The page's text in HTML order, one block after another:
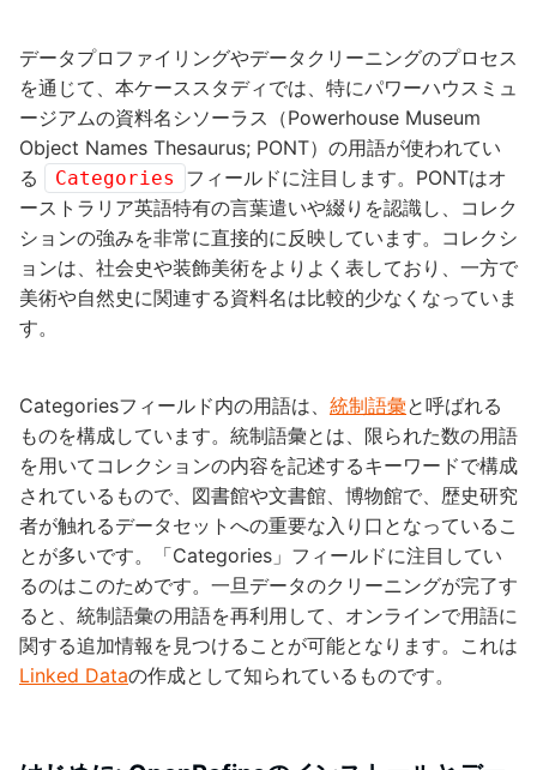
データプロファイリングやデータクリーニングのプロセス
を通じて、本ケーススタディでは、特にパワーハウスミュ
ージアムの資料名シソーラス（Powerhouse Museum
Object Names Thesaurus; PONT）の用語が使われてい
る
Categories
フィールドに注目します。PONTはオ
ーストラリア英語特有の言葉遣いや綴りを認識し、コレク
ションの強みを非常に直接的に反映しています。コレクシ
ョンは、社会史や装飾美術をよりよく表しており、一方で
美術や自然史に関連する資料名は比較的少なくなっていま
す。
Categoriesフィールド内の用語は、 統制語彙と呼ばれる
ものを構成しています。統制語彙とは、限られた数の用語
を用いてコレクションの内容を記述するキーワードで構成
されているもので、図書館や文書館、博物館で、歴史研究
者が触れるデータセットへの重要な入り口となっているこ
とが多いです。「Categories」フィールドに注目してい
るのはこのためです。一旦データのクリーニングが完了す
ると、統制語彙の用語を再利用して、オンラインで用語に
関する追加情報を見つけることが可能となります。これは
Linked Dataの作成として知られているものです。